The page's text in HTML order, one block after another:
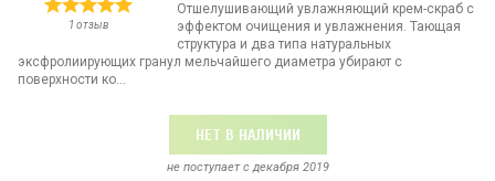
1 отзыв
Отшелушивающий увлажняющий крем-скраб с
эффектом очищения и увлажнения. Тающая
структура и два типа натуральных
эксфролиирующих гранул мельчайшего диаметра убирают с
поверхности ко...
НЕТ В НАЛИЧИИ
не поступает c декабря 2019